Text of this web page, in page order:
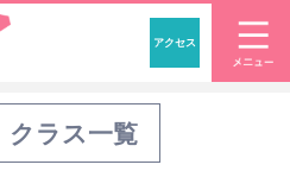
「アナウンサー・マ
アクセス
クラス一覧